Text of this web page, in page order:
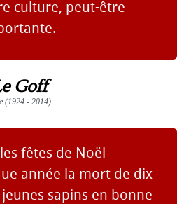
culture, peut-être
Goff
(1924 - 2014)
fêtes de Noël
année la mort de dix
sapins en bonne